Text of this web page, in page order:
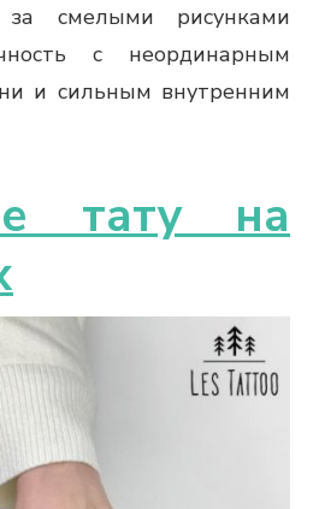
смелыми рисунками
с неординарным
и сильным внутренним
тату на